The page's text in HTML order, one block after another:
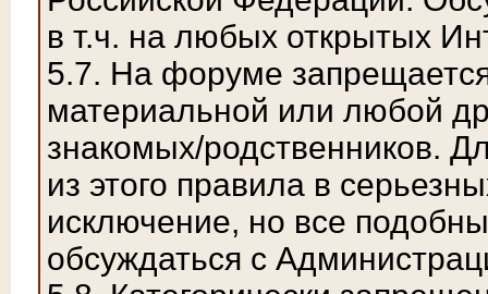
в т.ч. на любых открытых
5.7. На форуме
материальной или любой
знакомых/родственников.
из этого правила в
исключение, но все
обсуждаться с